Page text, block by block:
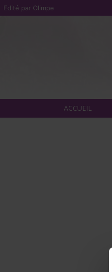
ACCUEIL
Edité par Olimpe